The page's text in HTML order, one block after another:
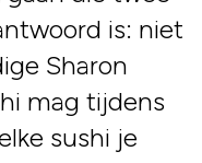
is: niet
Sharon
mag tijdens
sushi je